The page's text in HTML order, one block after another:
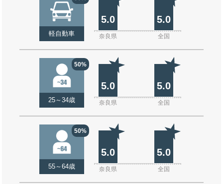
軽自動車
5.0 5.0
奈良県 全国
50%
25～34歳
5.0 5.0
奈良県 全国
50%
55～64歳
5.0 5.0
奈良県 全国